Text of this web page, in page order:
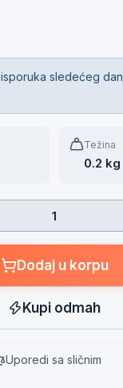
isporuka sledećeg
Težina
0.2 kg
Dodaj u korpu
Kupi odmah
Uporedi sa sličnim